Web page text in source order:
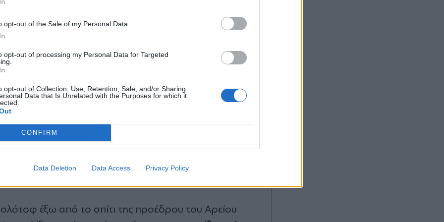
opt-out of the Sale of my Personal Data.
opt-out of processing my Personal Data for Targeted
opt-out of Collection, Use, Retention, Sale, and/or Sharing
Data that Is Unrelated with the Purposes for which it
CONFIRM
Data Deletion Data Access Privacy Policy
προσαγωγές στην περιοχή, ωστόσο δεν έγιναν
σε βάρος τους.
ζητήματα ασφαλείας, καθώς η διεύθυνση του σπιτιού της
πως η επίθεση ήταν σε βάρος του
έξω από το σπίτι της προέδρου του Αρείου
Αποδέχομαι τουςόρους χρήσης